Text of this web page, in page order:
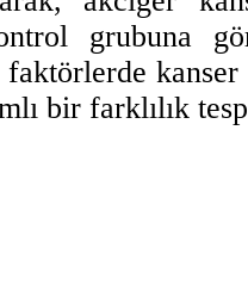
grubuna
bir farklılık